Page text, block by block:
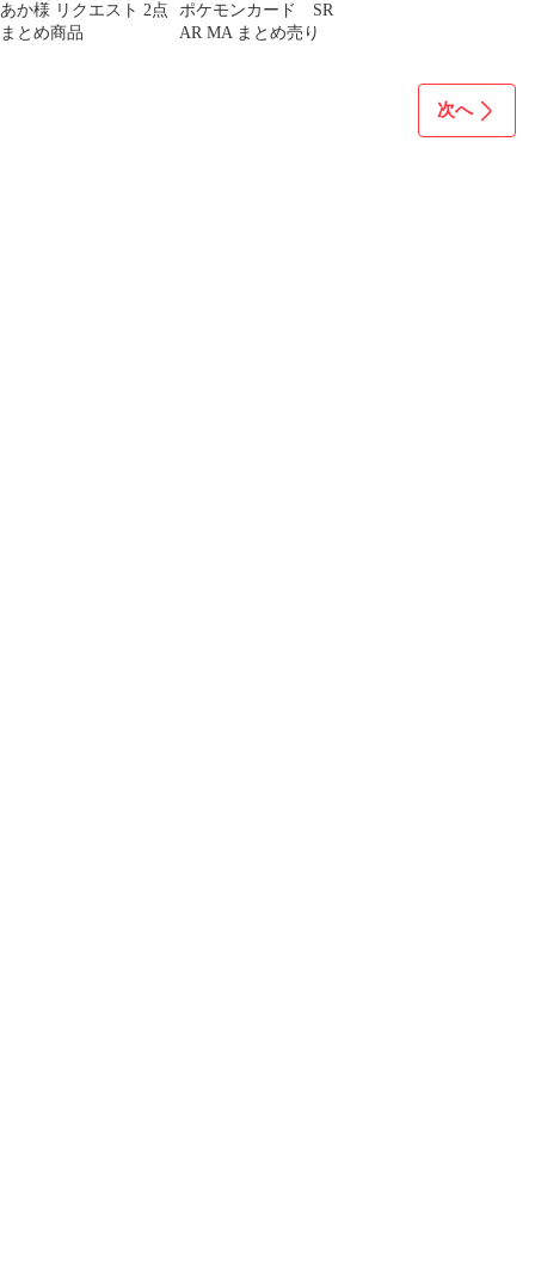
あか様 リクエスト 2点
まとめ商品
ポケモンカード SR
AR MA まとめ売り
次へ